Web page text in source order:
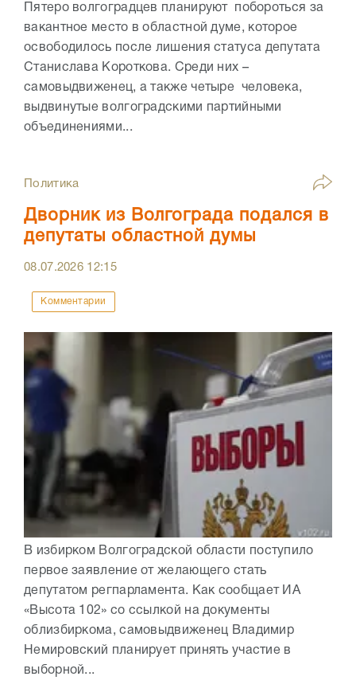
Пятеро волгоградцев планируют побороться за
вакантное место в областной думе, которое
освободилось после лишения статуса депутата
Станислава Короткова. Среди них –
самовыдвиженец, а также четыре человека,
выдвинутые волгоградскими партийными
объединениями...
Политика
Дворник из Волгограда подался в
депутаты областной думы
08.07.2026 12:15
Комментарии
В избирком Волгоградской области поступило
первое заявление от желающего стать
депутатом регпарламента. Как сообщает ИА
«Высота 102» со ссылкой на документы
облизбиркома, самовыдвиженец Владимир
Немировский планирует принять участие в
выборной...